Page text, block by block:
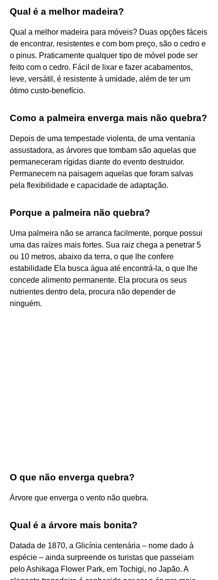
Qual é a melhor madeira?
Qual a melhor madeira para móveis? Duas opções fáceis
de encontrar, resistentes e com bom preço, são o cedro e
o pinus. Praticamente qualquer tipo de móvel pode ser
feito com o cedro. Fácil de lixar e fazer acabamentos,
leve, versátil, é resistente à umidade, além de ter um
ótimo custo-benefício.
Como a palmeira enverga mais não quebra?
Depois de uma tempestade violenta, de uma ventania
assustadora, as árvores que tombam são aquelas que
permaneceram rígidas diante do evento destruidor.
Permanecem na paisagem aquelas que foram salvas
pela flexibilidade e capacidade de adaptação.
Porque a palmeira não quebra?
Uma palmeira não se arranca facilmente, porque possui
uma das raízes mais fortes. Sua raiz chega a penetrar 5
ou 10 metros, abaixo da terra, o que lhe confere
estabilidade Ela busca água até encontrá-la, o que lhe
concede alimento permanente. Ela procura os seus
nutrientes dentro dela, procura não depender de
ninguém.
O que não enverga quebra?
Árvore que enverga o vento não quebra.
Qual é a árvore mais bonita?
Datada de 1870, a Glicínia centenária – nome dado à
espécie – ainda surpreende os turistas que passeiam
pelo Ashikaga Flower Park, em Tochigi, no Japão. A